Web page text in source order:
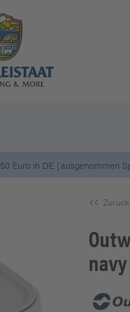
Newsletter-Anmeldung